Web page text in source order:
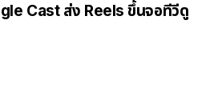
Cast ส่ง Reels ขึ้นจอทีวีดู